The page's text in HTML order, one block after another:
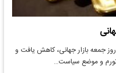
جمعه بازار جهانی، کاهش یافت و
و موضع سیاست…